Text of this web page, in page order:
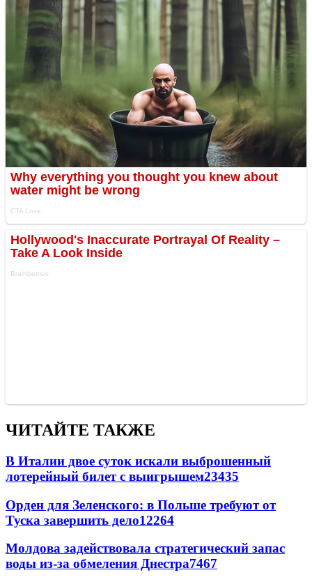
ЧИТАЙТЕ ТАКЖЕ
В Италии двое суток искали выброшенный
лотерейный билет с выигрышем23435
Орден для Зеленского: в Польше требуют от
Туска завершить дело12264
Молдова задействовала стратегический запас
воды из-за обмеления Днестра7467